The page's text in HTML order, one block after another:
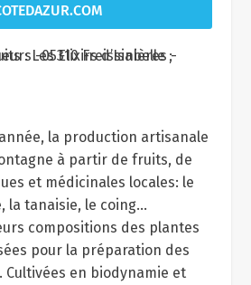
la production artisanale
à partir de fruits, de
et médicinales locales: le
la tanaisie, le coing…
compositions des plantes
pour la préparation des
Cultivées en biodynamie et